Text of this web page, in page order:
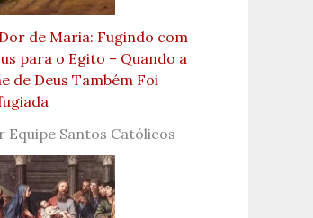
de Maria: Fugindo com
para o Egito – Quando a
de Deus Também Foi
Equipe Santos Católicos